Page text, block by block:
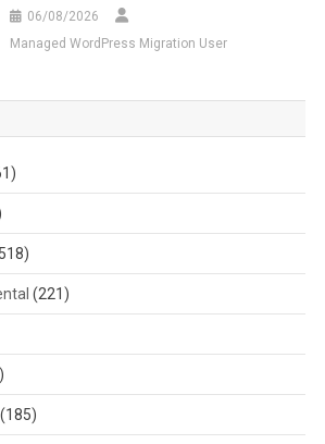
06/08/2026
Managed WordPress Migration User
(221)
(185)